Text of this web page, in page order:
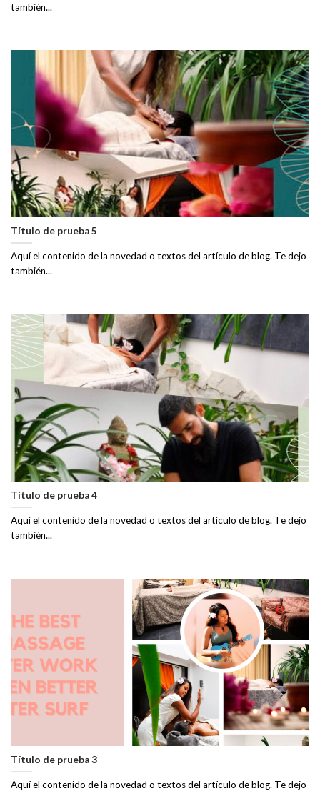
también...
Título de prueba 5
Aquí el contenido de la novedad o textos del artículo de blog. Te dejo
también...
Título de prueba 4
Aquí el contenido de la novedad o textos del artículo de blog. Te dejo
también...
Título de prueba 3
Aquí el contenido de la novedad o textos del artículo de blog. Te dejo